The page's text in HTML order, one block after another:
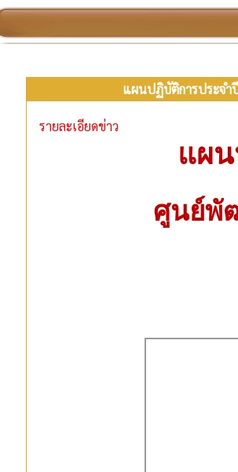
แผนปฏิบัติการประจำ
รายละเอียดข่าว
แผ
ศูนย์พั